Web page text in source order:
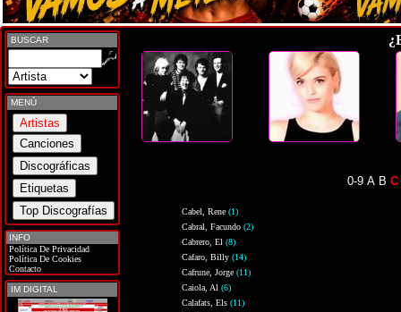
BUSCAR
MENÚ
INFO
Política De Privacidad
Política De Cookies
Contacto
IM DIGITAL
0-9 A B C
Cabel, Rene(1)
Cabral, Facundo(2)
Cabrero, El(8)
Cafaro, Billy(14)
Cafrune, Jorge(11)
Caiola, Al(6)
Calafats, Els(11)